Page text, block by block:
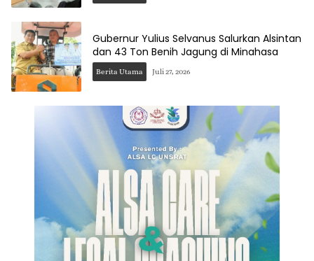
Gubernur Yulius Selvanus Salurkan Alsintan
dan 43 Ton Benih Jagung di Minahasa
Berita Utama Juli 27, 2026